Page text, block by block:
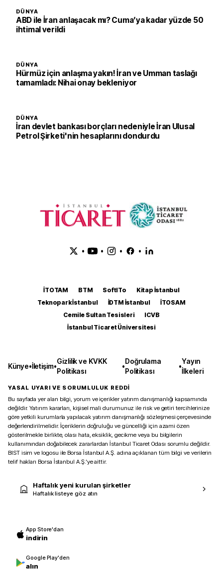
DÜNYA
ABD ile İran anlaşacak mı? Cuma’ya kadar yüzde 50
ihtimal verildi
DÜNYA
Hürmüz için anlaşma yakın! İran ve Umman taslağı
tamamladı: Nihai onay bekleniyor
DÜNYA
İran devlet bankası borçları nedeniyle İran Ulusal
Petrol Şirketi'nin hesaplarını dondurdu
• • • •
İTOTAM BTM SoftITo
Kitap İstanbul
Teknopark İstanbul
İDTM İstanbul
İTOSAM
Cemile Sultan Tesisleri
ICVB
İstanbul Ticaret Üniversitesi
Künye•İletişim•
Gizlilik ve KVKK
Politikası
•
Doğrulama
Politikası
•
Yayın
İlkeleri
YASAL UYARI VE SORUMLULUK REDDİ
Bu sayfada yer alan bilgi, yorum ve içerikler yatırım danışmanlığı kapsamında
değildir. Yatırım kararları, kişisel mali durumunuz ile risk ve getiri tercihlerinize
göre yetkili kurumlarla yapılacak yatırım danışmanlığı sözleşmesi çerçevesinde
değerlendirilmelidir. İçeriklerin doğruluğu ve güncelliği için azami özen
gösterilmekle birlikte, olası hata, eksiklik, gecikme veya bu bilgilerin
kullanımından doğabilecek zararlardan İstanbul Ticaret Odası sorumlu değildir.
BIST isim ve logosu ile Borsa İstanbul A.Ş. adına açıklanan tüm bilgi ve verilerin
telif hakları Borsa İstanbul A.Ş.’ye aittir.
Haftalık yeni kurulan şirketler
Haftalık listeye göz atın
App Store'dan
indirin
Google Play'den
alın